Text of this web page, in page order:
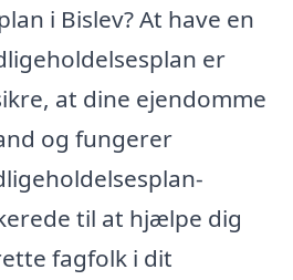
i Bislev? At have en
er
at dine ejendomme
og fungerer
til at hjælpe dig
fagfolk i dit